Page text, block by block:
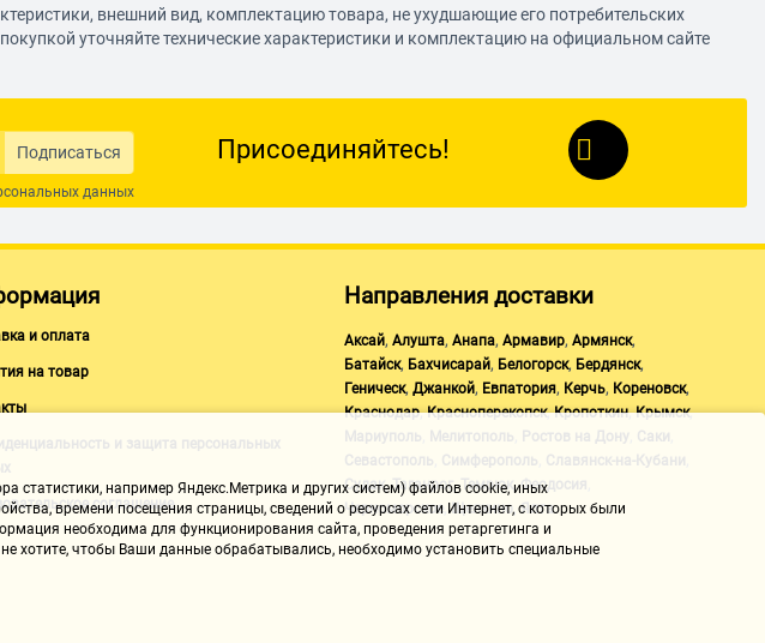
внешний вид, комплектацию товара, не ухудшающие его потребительских
уточняйте технические характеристики и комплектацию на официальном сайте
Подписаться
данных
Присоединяйтесь!
и оплата
на товар
и защита персональных
соглашение
Направления доставки
Аксай, Алушта, Анапа, Армавир, Армянск,
Батайск, Бахчисарай, Белогорск, Бердянск,
Геническ, Джанкой, Евпатория, Керчь, Кореновск,
Краснодар,Красноперекопск,Кропоткин,Крымск,
Мариуполь Мелитополь Ростов на Дону Саки
Севастополь Симферополь Славянск-на-Кубани
Судак,Таганрог,Темрюк,Феодосия
Черноморское ,Щелкино,Ялта
статистики, например Яндекс.Метрика и других систем) файлов cookie, иных
времени посещения страницы, сведений о ресурсах сети Интернет, с которых были
необходима для функционирования сайта, проведения ретаргетинга и
хотите, чтобы Ваши данные обрабатывались, необходимо установить специальные